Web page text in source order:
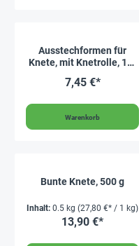
Ausstechformen für
Knete, mit Knetrolle, 17-
7,45 €*
Warenkorb
Bunte Knete, 500 g
Inhalt: 0.5 kg (27,80 €* / 1 kg)
13,90 €*